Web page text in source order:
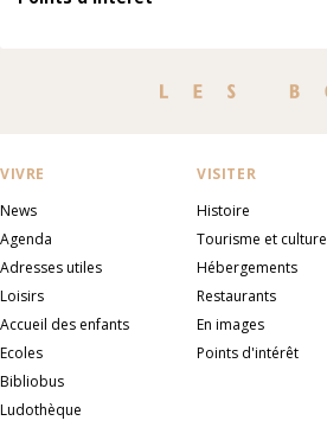
VIVRE
News
Agenda
Adresses utiles
Loisirs
Accueil des enfants
Ecoles
Bibliobus
Ludothèque
VISITER
Histoire
Tourisme et culture
Hébergements
Restaurants
En images
Points d'intérêt